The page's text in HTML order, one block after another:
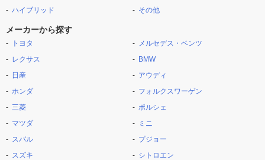
ハイブリッド
その他
メーカーから探す
トヨタ
レクサス
日産
ホンダ
三菱
マツダ
スバル
スズキ
メルセデス・ベンツ
BMW
アウディ
フォルクスワーゲン
ポルシェ
ミニ
プジョー
シトロエン